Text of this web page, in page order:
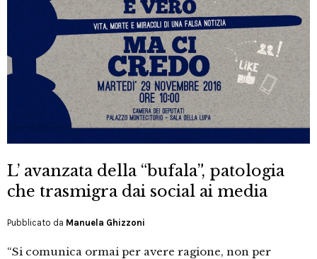
L’ avanzata della “bufala”, patologia
che trasmigra dai social ai media
Pubblicato da Manuela Ghizzoni
“Si comunica ormai per avere ragione, non per